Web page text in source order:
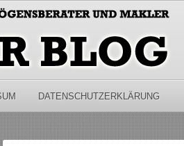
DATENSCHUTZERKLÄRUNG